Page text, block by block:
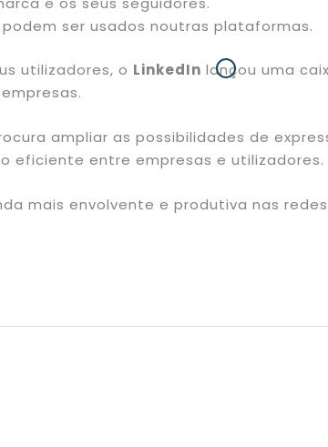
ser usados noutras plataformas.
utilizadores, o LinkedIn lançou uma
ampliar as possibilidades de
eficiente entre empresas e utilizadores.
mais envolvente e produtiva nas